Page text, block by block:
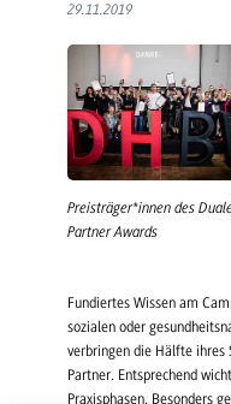
29.11.2019
Preisträger*innen des
Partner Awards
Fundiertes Wissen am
sozialen oder
verbringen die Hälfte ihres
Partner. Entsprechend
Praxisphasen. Besonders